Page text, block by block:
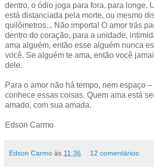
dentro, o ódio joga para fora, para longe.
está distanciada pela morte, ou mesmo
quilômetros... Não importa! O amor trás
dentro do coração, para a unidade,
ama alguém, então esse alguém nunca
você. Se alguém te ama, então você
dele.
Para o amor não há tempo, nem espaço
conhece essas coisas. Quem ama está
amado, com sua amada.
Edson Carmo
Edson Carmo às 11:36 12 comentários: